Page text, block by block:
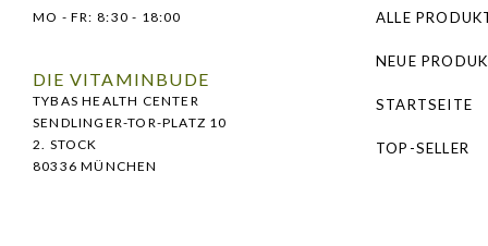
MO - FR: 8:30 - 18:00
DIE VITAMINBUDE
TYBAS HEALTH CENTER
SENDLINGER-TOR-PLATZ 10
2. STOCK
80336 MÜNCHEN
ALLE
NEUE
STARTSEITE
TOP-SELLER